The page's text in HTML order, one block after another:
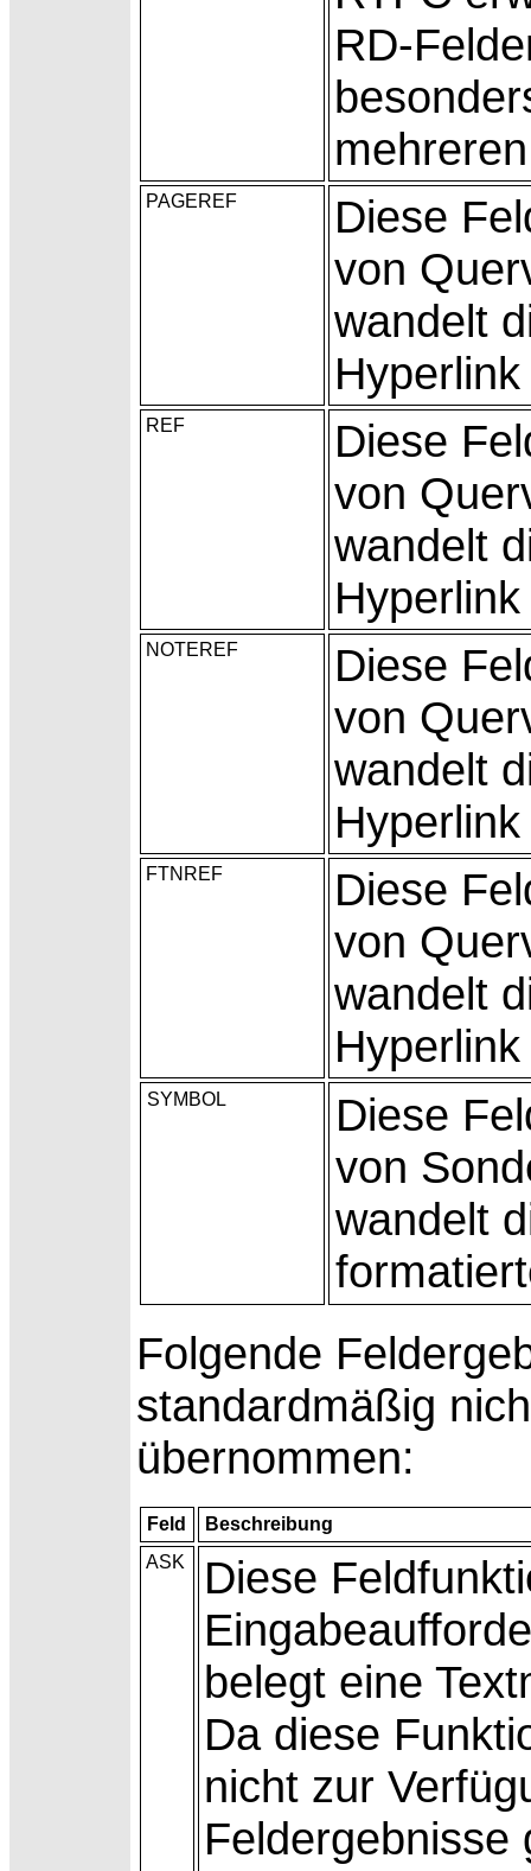
RD-
PAGEREF
Diese
von
wandelt
REF
Diese
von
wandelt
NOTEREF
Diese
von
wandelt
FTNREF
Diese
von
wandelt
SYMBOL
Diese
von
wandelt
Folgende
standardmäßig
übernommen:
Feld
Beschreibung
ASK
Diese
belegt eine
Da diese
nicht zur
Feldergebnisse